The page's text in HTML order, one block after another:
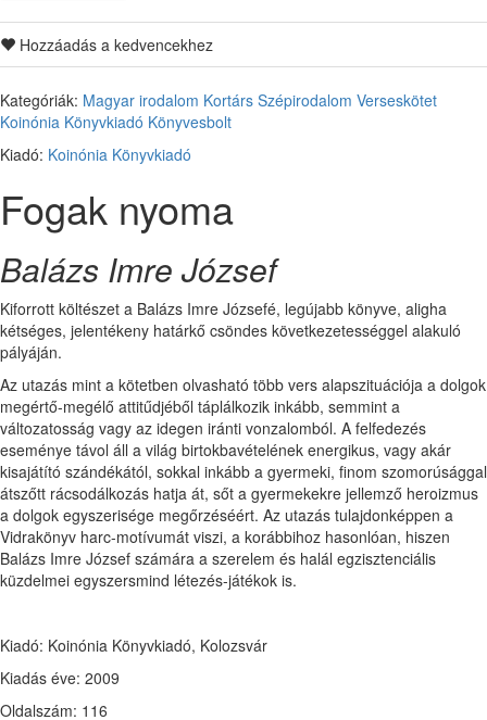
Hozzáadás a kedvencekhez
Kategóriák: Magyar irodalom Kortárs Szépirodalom Verseskötet
Koinónia Könyvkiadó Könyvesbolt
Kiadó: Koinónia Könyvkiadó
Fogak nyoma
Balázs Imre József
Kiforrott költészet a Balázs Imre Józsefé, legújabb könyve, aligha
kétséges, jelentékeny határkő csöndes következetességgel alakuló
pályáján.
Az utazás mint a kötetben olvasható több vers alapszituációja a dolgok
megértő-megélő attitűdjéből táplálkozik inkább, semmint a
változatosság vagy az idegen iránti vonzalomból. A felfedezés
eseménye távol áll a világ birtokbavételének energikus, vagy akár
kisajátító szándékától, sokkal inkább a gyermeki, finom szomorúsággal
átszőtt rácsodálkozás hatja át, sőt a gyermekekre jellemző heroizmus
a dolgok egyszerisége megőrzéséért. Az utazás tulajdonképpen a
Vidrakönyv harc-motívumát viszi, a korábbihoz hasonlóan, hiszen
Balázs Imre József számára a szerelem és halál egzisztenciális
küzdelmei egyszersmind létezés-játékok is.
Kiadó: Koinónia Könyvkiadó, Kolozsvár
Kiadás éve: 2009
Oldalszám: 116